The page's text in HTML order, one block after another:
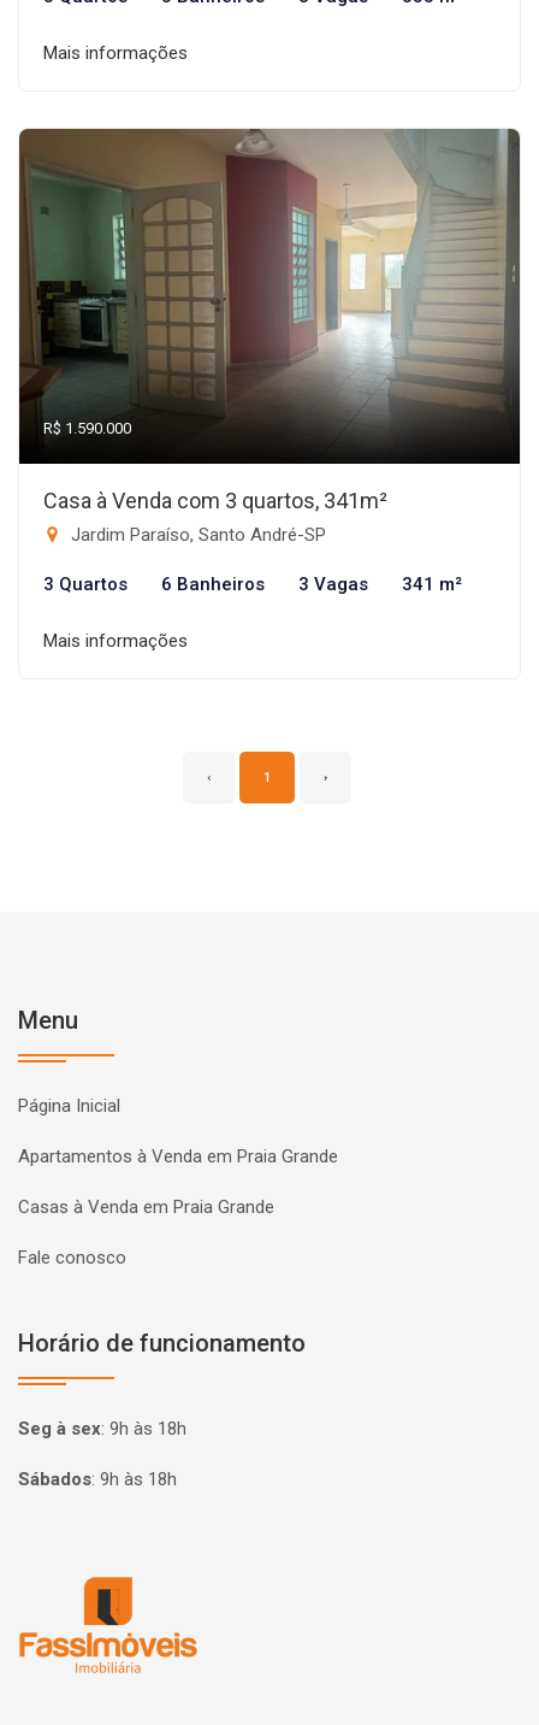
Mais informações
R$ 1.590.000
Casa à Venda com 3 quartos, 341m²
Jardim Paraíso, Santo André-SP
3 Quartos 6 Banheiros 3 Vagas 341 m²
Mais informações
‹ 1 ›
Menu
Página Inicial
Apartamentos à Venda em Praia Grande
Casas à Venda em Praia Grande
Fale conosco
Horário de funcionamento
Seg à sex: 9h às 18h
Sábados: 9h às 18h